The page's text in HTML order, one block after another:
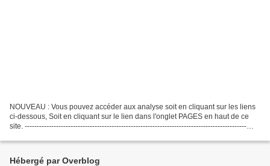
NOUVEAU : Vous pouvez accéder aux analyse soit en cliquant sur les liens
ci-dessous, Soit en cliquant sur le lien dans l'onglet PAGES en haut de ce
site. --------------------------------------------------------------------------------------------
Hébergé par Overblog